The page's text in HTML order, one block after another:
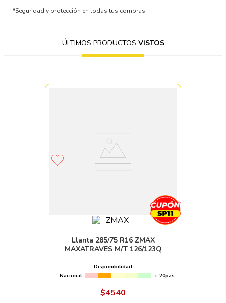
*Seguridad y protección en todas tus compras
ÚLTIMOS PRODUCTOS VISTOS
Llanta 285/75 R16 ZMAX
MAXATRAVES M/T 126/123Q
Disponibilidad
Nacional
+ 20pzs
$4540